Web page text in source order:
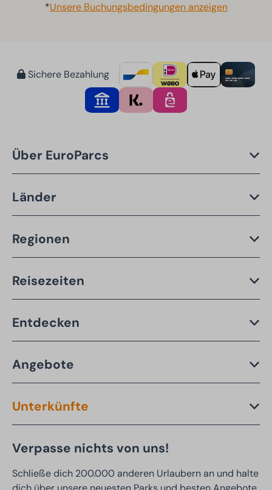
*Unsere Buchungsbedingungen anzeigen
Sichere Bezahlung
Über EuroParcs
Länder
Regionen
Reisezeiten
Entdecken
Angebote
Unterkünfte
Verpasse nichts von uns!
Schließe dich 200.000 anderen Urlaubern an und halte